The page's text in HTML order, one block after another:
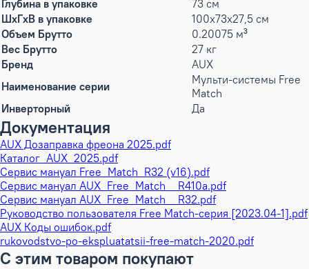
Глубина в упаковке
73 см
ШxГxВ в упаковке
100x73x27,5 см
Объем Брутто
0.20075 м³
Вес Брутто
27 кг
Бренд
AUX
Наименование серии
Мульти-системы Free
Match
Инверторный
Да
Документация
AUX Дозаправка фреона 2025.pdf
Каталог_AUX_2025.pdf
Сервис мануал Free_Match_R32 (v16).pdf
Сервис мануал AUX_Free_Match__R410a.pdf
Сервис мануал AUX_Free_Match__R32.pdf
Руководство пользователя Free Match-серия [2023.04-1].pdf
AUX Коды ошибок.pdf
rukovodstvo-po-ekspluatatsii-free-match-2020.pdf
С этим товаром покупают